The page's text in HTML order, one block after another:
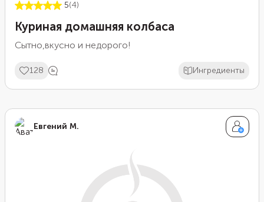
5(4)
Куриная домашняя колбаса
Сытно,вкусно и недорого!
128 Ингредиенты
Евгений М.